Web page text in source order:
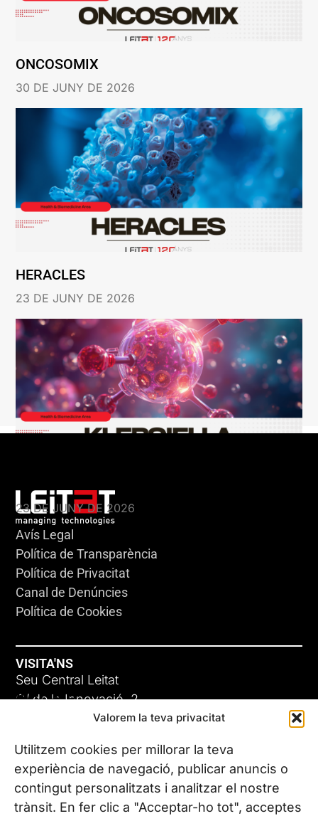
Valorem la teva privacitat
Utilitzem cookies per millorar la teva
experiència de navegació, publicar anuncis o
contingut personalitzats i analitzar el nostre
trànsit. En fer clic a "Acceptar-ho tot", acceptes
ONCOSOMIX
30 DE JUNY DE 2026
HERACLES
23 DE JUNY DE 2026
23 DE JUNY DE 2026
ADC-CRC
17 DE JUNY DE 2026
Avís Legal
Política de Transparència
Política de Privacitat
Canal de Denúncies
Política de Cookies
VISITA'NS
Seu Central Leitat
C/ de la Innovació, 2
08225 Terrassa, (Barcelona)
Coneix les nostres seus
CONTACTA’NS
Tel. (+34) 937 882 300